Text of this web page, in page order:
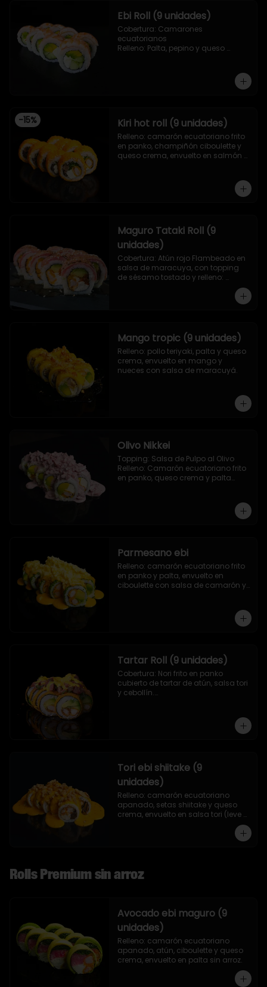
Ebi Roll (9 unidades)
Cobertura: Camarones
ecuatorianos
Relleno: Palta, pepino y queso
-15% Kiri hot roll (9 unidades)
Relleno: camarón ecuatoriano frito
en panko, champiñón ciboulette y
queso crema, envuelto en salmón
Maguro Tataki Roll (9
unidades)
Cobertura: Atún rojo Flambeado en
salsa de maracuya, con topping
de sésamo tostado y relleno:
Camarón ecuatoriano apanado,
Mango tropic (9 unidades)
Relleno: pollo teriyaki, palta y queso
crema, envuelto en mango y
nueces con salsa de maracuyá.
Olivo Nikkei
Topping: Salsa de Pulpo al Olivo
Relleno: Camarón ecuatoriano frito
en panko, queso crema y palta
Parmesano ebi
Relleno: camarón ecuatoriano frito
en panko y palta, envuelto en
ciboulette con salsa de camarón y
Tartar Roll (9 unidades)
Cobertura: Nori frito en panko
cubierto de tartar de atún, salsa tori
y cebollín.
Tori ebi shiitake (9
unidades)
Relleno: camarón ecuatoriano
apanado, setas shiitake y queso
crema, envuelto en salsa tori (leve
Rolls Premium sin arroz
Avocado ebi maguro (9
unidades)
Relleno: camarón ecuatoriano
apanado, atún, ciboulette y queso
crema, envuelto en palta sin arroz.